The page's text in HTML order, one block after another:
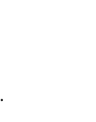
.